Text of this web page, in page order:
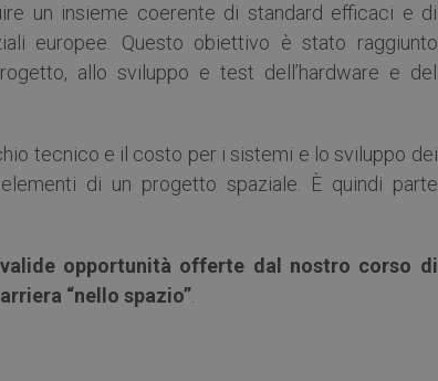
un insieme coerente di standard efficaci e di
europee. Questo obiettivo è stato raggiunto
allo sviluppo e test dell’hardware e del
tecnico e il costo per i sistemi e lo sviluppo dei
di un progetto spaziale. È quindi parte
valide opportunità offerte dal nostro corso di
“nello spazio”.